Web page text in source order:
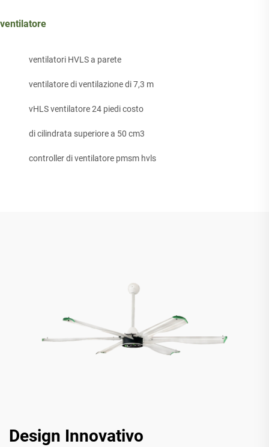
ventilatore
ventilatori HVLS a parete
ventilatore di ventilazione di 7,3 m
vHLS ventilatore 24 piedi costo
di cilindrata superiore a 50 cm3
controller di ventilatore pmsm hvls
Design Innovativo